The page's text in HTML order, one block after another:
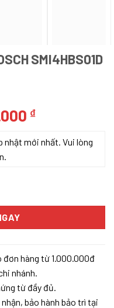
SMI4HBS01D
₫.
₫Giá
tại
nhật mới nhất. Vui lòng
đơn hàng từ 1.000.000đ
nhánh.
từ đầy đủ.
bảo hành bảo trì tại